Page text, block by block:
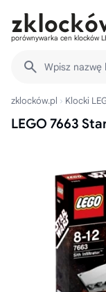
porównywarka cen klocków
Wpisz nazwę
zklocków.pl Klocki
LEGO 7663